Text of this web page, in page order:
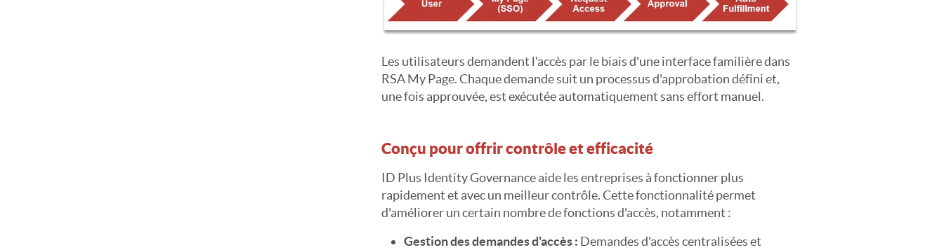
Les utilisateurs demandent l'accès par le biais d'une interface familière dans
RSA My Page. Chaque demande suit un processus d'approbation défini et,
une fois approuvée, est exécutée automatiquement sans effort manuel.
Conçu pour offrir contrôle et efficacité
ID Plus Identity Governance aide les entreprises à fonctionner plus
rapidement et avec un meilleur contrôle. Cette fonctionnalité permet
d'améliorer un certain nombre de fonctions d'accès, notamment :
Gestion des demandes d'accès : Demandes d'accès centralisées et